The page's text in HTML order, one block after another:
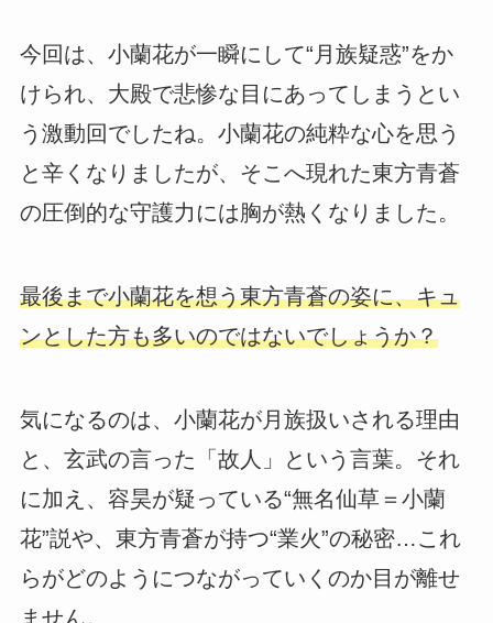
今回は、小蘭花が一瞬にして“月族疑惑”をか
けられ、大殿で悲惨な目にあってしまうとい
う激動回でしたね。小蘭花の純粋な心を思う
と辛くなりましたが、そこへ現れた東方青蒼
の圧倒的な守護力には胸が熱くなりました。
最後まで小蘭花を想う東方青蒼の姿に、キュ
ンとした方も多いのではないでしょうか？
気になるのは、小蘭花が月族扱いされる理由
と、玄武の言った「故人」という言葉。それ
に加え、容昊が疑っている“無名仙草＝小蘭
花”説や、東方青蒼が持つ“業火”の秘密…これ
らがどのようにつながっていくのか目が離せ
ません。